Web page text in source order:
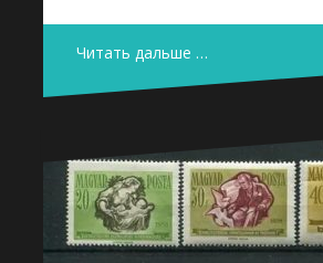
Читать дальше …